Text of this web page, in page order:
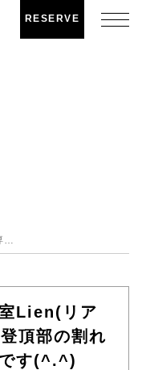
RESERVE
大野城予防美容専門美容室Lien(リアン)トップのボリューム&登頂部の割れ目で悩まれているお客様です(^.^)
Lien(リア
頂部の割れ
です(^.^)